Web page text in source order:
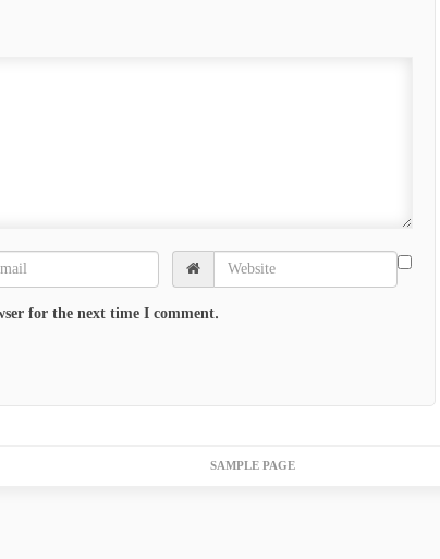
for the next time I comment.
SAMPLE PAGE